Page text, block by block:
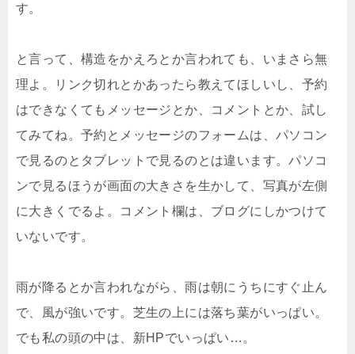
す。
と言って、構造をかえろとか言われても、いまさら無
理よ。リンク切れとかあったら教えてほしいし、予約
はできなくてもメッセージとか、コメントとか、試し
てみてね。予約とメッセージのフォームは、パソコン
で見るのとタブレットで見るのとは違います。パソコ
ンで見るほうが画面の大きさを生かして、写真が左側
に大きくでるよ。コメント欄は、ブログにしかつけて
いないです。
雨が降るとか言われながら、雨は朝にうちにすぐ止ん
で、風が強いです。芝生の上には落ち葉がいっぱい。
でも私の頭の中は、新HPでいっぱい…。